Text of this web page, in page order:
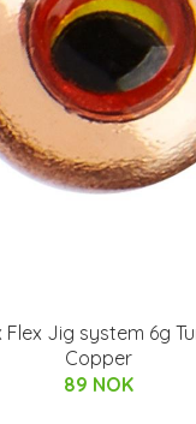
Flex Jig system 6g
Copper
89 NOK